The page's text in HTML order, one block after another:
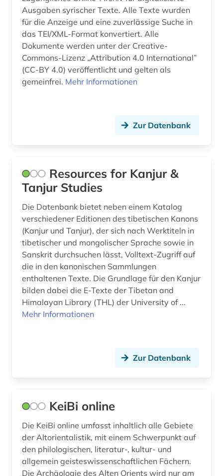
geschichte 1730-1790 (1)
geschichte 1749-1924 (3)
geschichte 1750-1850 (1)
geschichte 1770-1785 (1)
geschichte 1786-1805 (1)
geschichte 1800- (1)
geschichte 1800-1900 (1)
geschichte 1800-1920 (1)
geschichte 1800-1930 (1)
geschichte 1801-1878 (1)
geschichte 1813-1837 (1)
geschichte 1945- (4)
geschichte 600-1999 (1)
geschichte 800-1150 (1)
Ausgaben syrischer Texte. Alle Texte wurden
für die Anzeige und eine zuverlässige Suche in
das TEI/XML-Format konvertiert. Alle
Dokumente werden unter der Creative-
Commons-Lizenz „Attribution 4.0 International”
(CC-BY 4.0) veröffentlicht und gelten als
gemeinfrei. Mehr Informationen
Zur Datenbank
Resources for Kanjur &
Tanjur Studies
Die Datenbank bietet neben einem Katalog
verschiedener Editionen des tibetischen Kanons
(Kanjur und Tanjur), der sich nach Werktiteln in
tibetischer und mongolischer Sprache sowie in
Sanskrit durchsuchen lässt, Volltext-Zugriff auf
die in den kanonischen Sammlungen
enthaltenen Texte. Die Grundlage für den Kanjur
bilden dabei die E-Texte der Tibetan and
Himalayan Library (THL) der University of ...
Mehr Informationen
Zur Datenbank
KeiBi online
Die KeiBi online umfasst inhaltlich alle Gebiete
der Altorientalistik, mit einem Schwerpunkt auf
den philologischen, literatur-, kultur- und
allgemein geisteswissenschaftlichen Fächern.
Die Archäologie des Alten Orients wird nur am